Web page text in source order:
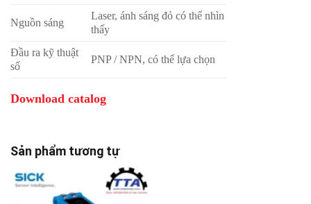
Nguồn sáng
Laser, ánh sáng đỏ có thể nhìn
thấy
Đầu ra kỹ thuật
số
PNP / NPN, có thể lựa chọn
Download catalog
Sản phẩm tương tự